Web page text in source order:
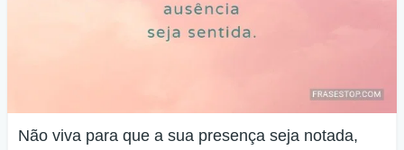
Não viva para que a sua presença seja notada,